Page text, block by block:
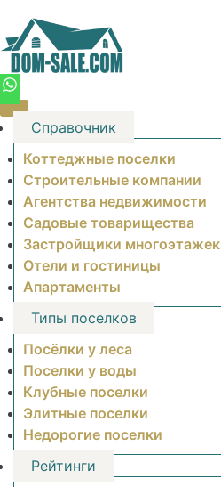
content
Справочник
Коттеджные поселки
Строительные компании
Агентства недвижимости
Садовые товарищества
Застройщики многоэтажек
Отели и гостиницы
Апартаменты
Типы поселков
Посёлки у леса
Поселки у воды
Клубные поселки
Элитные поселки
Недорогие поселки
Рейтинги